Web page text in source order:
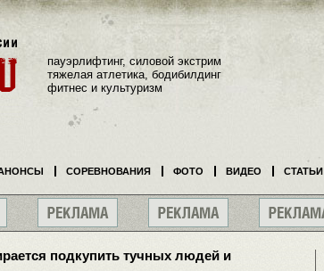
подкупить тучных людей и
пауэрлифтинг, силовой экстрим
тяжелая атлетика, бодибилдинг
фитнес и культуризм
СОРЕВНОВАНИЯ ФОТО ВИДЕО СТАТЬИ